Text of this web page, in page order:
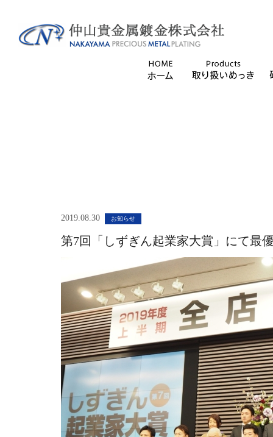
2019.08.30 お知らせ
第7回「しずぎん起業家大賞」にて最